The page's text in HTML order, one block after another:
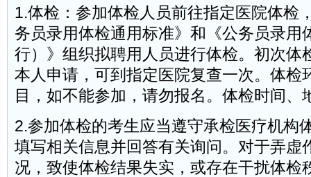
1.体检：参加体检人员前往指定医院体检
务员录用体检通用标准》和《公务员录用
行）》组织拟聘用人员进行体检。初次体
本人申请，可到指定医院复查一次。体检
目，如不能参加，请勿报名。体检时间、
2.参加体检的考生应当遵守承检医疗机构
填写相关信息并回答有关询问。对于弄虚
况，致使体检结果失实，或存在干扰体检